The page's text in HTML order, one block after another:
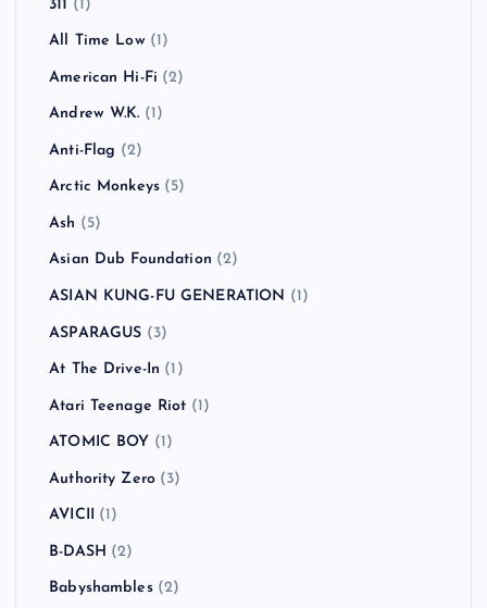
311 (1)
All Time Low(1)
American Hi-Fi (2)
Andrew W.K. (1)
Anti-Flag (2)
Arctic Monkeys (5)
Ash (5)
Asian Dub Foundation (2)
ASIAN KUNG-FU GENERATION (1)
ASPARAGUS (3)
At The Drive-In (1)
Atari Teenage Riot (1)
ATOMIC BOY (1)
Authority Zero (3)
AVICII (1)
B-DASH (2)
Babyshambles(2)